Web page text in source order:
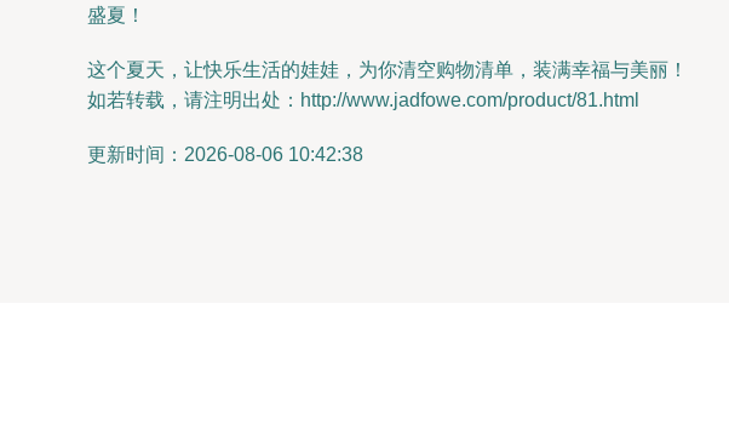
盛夏！
这个夏天，让快乐生活的娃娃，为你清空购物清单，装满幸福与美丽！
如若转载，请注明出处：http://www.jadfowe.com/product/81.html
更新时间：2026-08-06 10:42:38